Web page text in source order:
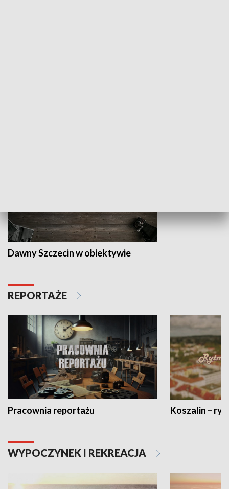
Dawny Szczecin w obiektywie
REPORTAŻE
Pracownia reportażu Koszalin –
WYPOCZYNEK I REKREACJA